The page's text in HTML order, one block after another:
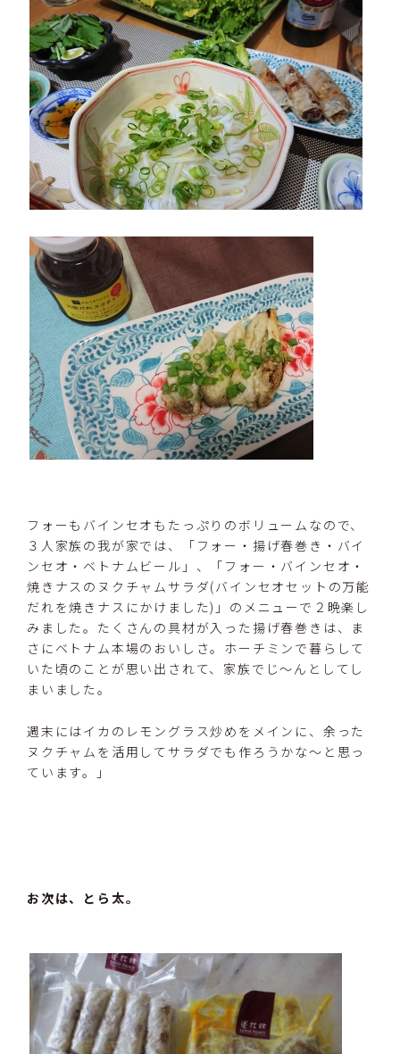
フォーもバインセオもたっぷりのボリュームなので、
３人家族の我が家では、「フォー・揚げ春巻き・バイ
ンセオ・ベトナムビール」、「フォー・バインセオ・
焼きナスのヌクチャムサラダ(バインセオセットの万能
だれを焼きナスにかけました)」のメニューで２晩楽し
みました。たくさんの具材が入った揚げ春巻きは、ま
さにベトナム本場のおいしさ。ホーチミンで暮らして
いた頃のことが思い出されて、家族でじ～んとしてし
まいました。
週末にはイカのレモングラス炒めをメインに、余った
ヌクチャムを活用してサラダでも作ろうかな～と思っ
ています。」
お次は、とら太。